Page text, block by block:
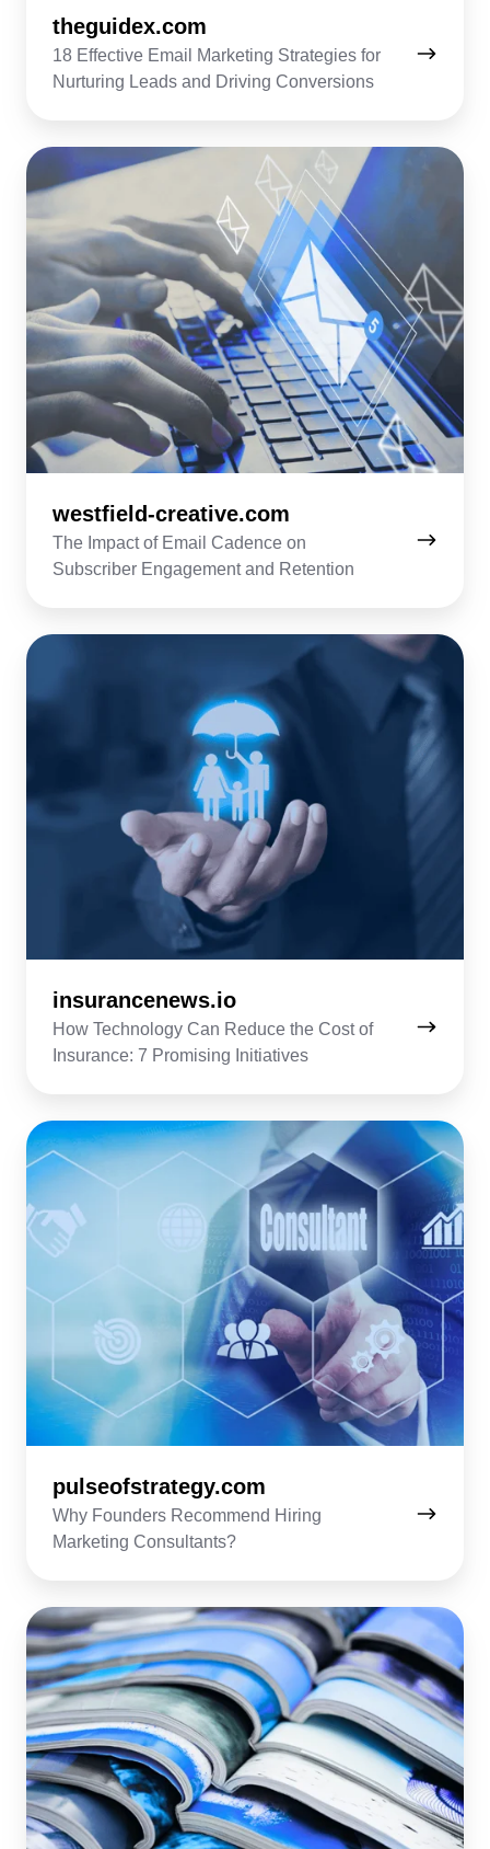
theguidex.com
18 Effective Email Marketing Strategies for
Nurturing Leads and Driving Conversions
westfield-creative.com
The Impact of Email Cadence on
Subscriber Engagement and Retention
westfield-
creative.com
insurancenews.io
How Technology Can Reduce the Cost of
Insurance: 7 Promising Initiatives
insurancenews.io
pulseofstrategy.com
Why Founders Recommend Hiring
Marketing Consultants?
pulseofstrategy.com
marketermagazine.co